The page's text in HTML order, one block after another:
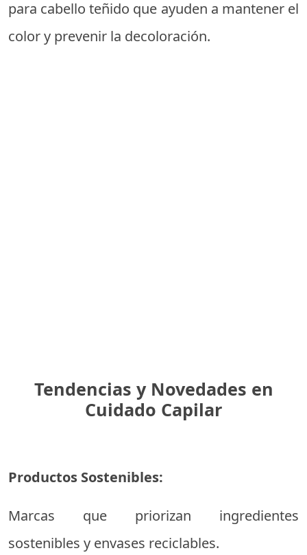
para cabello teñido que ayuden a mantener el
color y prevenir la decoloración.
Tendencias y Novedades en
Cuidado Capilar
Productos Sostenibles:
Marcas que priorizan ingredientes
sostenibles y envases reciclables.